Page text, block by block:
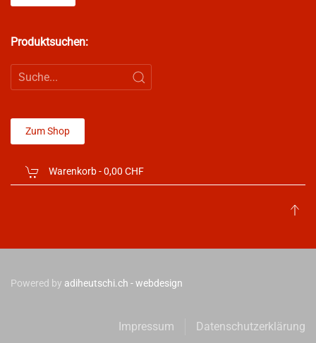
Produktsuchen:
Zum Shop
Warenkorb -0,00 CHF
Powered by adiheutschi.ch - webdesign
Impressum Datenschutzerklärung